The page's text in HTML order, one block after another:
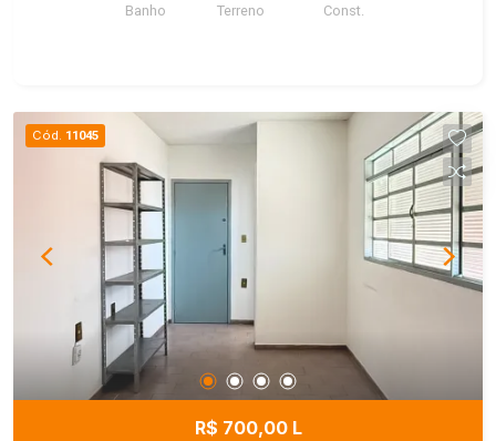
Banho Terreno Const.
Cód. 11045
R$ 700,00 L